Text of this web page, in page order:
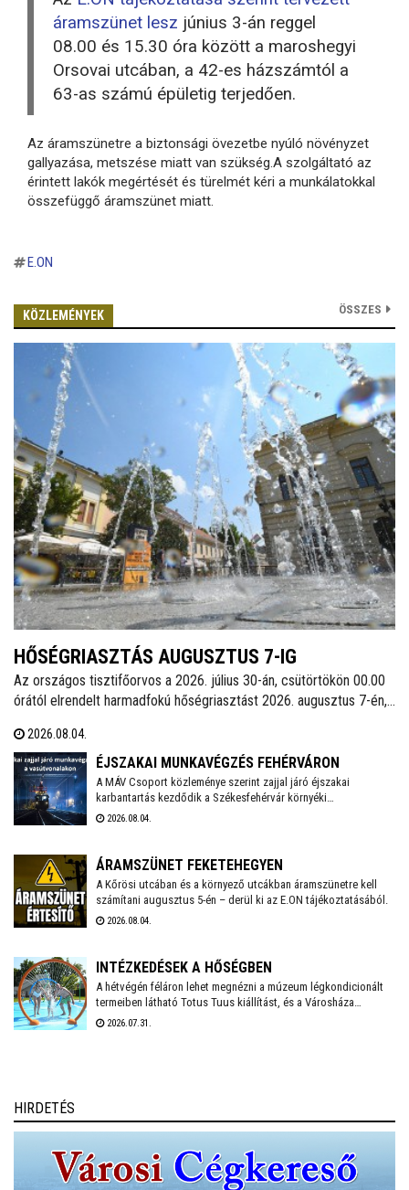
áramszünet lesz június 3-án reggel
08.00 és 15.30 óra között a maroshegyi
Orsovai utcában, a 42-es házszámtól a
63-as számú épületig terjedően.
Az áramszünetre a biztonsági övezetbe nyúló növényzet
gallyazása, metszése miatt van szükség.A szolgáltató az
érintett lakók megértését és türelmét kéri a munkálatokkal
összefüggő áramszünet miatt.
E.ON
KÖZLEMÉNYEK ÖSSZES
HŐSÉGRIASZTÁS AUGUSZTUS 7-IG
Az országos tisztifőorvos a 2026. július 30-án, csütörtökön 00.00
órától elrendelt harmadfokú hőségriasztást 2026. augusztus 7-én,
továbbra is működnek az ivókutak, emellett klimatizált helyiségek
is várják a lakosságot a hőségben. A város polgármestere
mindenkit arra kér, hogy figyeljünk egymásra, kiemelten a
környezetünkben élő idős emberekre, valamint vigyázzunk a
háziállatainkra is.
2026.08.04.
ÉJSZAKAI MUNKAVÉGZÉS FEHÉRVÁRON
A MÁV Csoport közleménye szerint zajjal járó éjszakai
karbantartás kezdődik a Székesfehérvár környéki
vasútvonalakon augusztus 6-án. Székesfehérváron augusztus
2026.08.04.
ÁRAMSZÜNET FEKETEHEGYEN
A Kőrösi utcában és a környező utcákban áramszünetre kell
számítani augusztus 5-én – derül ki az E.ON tájékoztatásából.
2026.08.04.
INTÉZKEDÉSEK A HŐSÉGBEN
A hétvégén féláron lehet megnézni a múzeum légkondicionált
termeiben látható Totus Tuus kiállítást, és a Városháza
temperált Díszterme is megnyílik hétfőn-kedden, ahol pedig
2026.07.31.
HIRDETÉS